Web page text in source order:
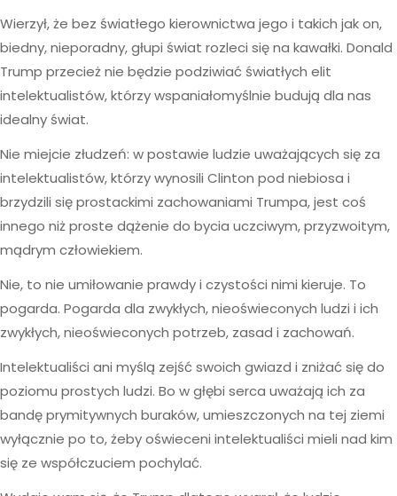
Wierzył, że bez światłego kierownictwa jego i takich jak on,
biedny, nieporadny, głupi świat rozleci się na kawałki. Donald
Trump przecież nie będzie podziwiać światłych elit
intelektualistów, którzy wspaniałomyślnie budują dla nas
idealny świat.
Nie miejcie złudzeń: w postawie ludzie uważających się za
intelektualistów, którzy wynosili Clinton pod niebiosa i
brzydzili się prostackimi zachowaniami Trumpa, jest coś
innego niż proste dążenie do bycia uczciwym, przyzwoitym,
mądrym człowiekiem.
Nie, to nie umiłowanie prawdy i czystości nimi kieruje. To
pogarda. Pogarda dla zwykłych, nieoświeconych ludzi i ich
zwykłych, nieoświeconych potrzeb, zasad i zachowań.
Intelektualiści ani myślą zejść swoich gwiazd i zniżać się do
poziomu prostych ludzi. Bo w głębi serca uważają ich za
bandę prymitywnych buraków, umieszczonych na tej ziemi
wyłącznie po to, żeby oświeceni intelektualiści mieli nad kim
się ze współczuciem pochylać.